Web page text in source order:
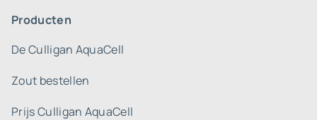
Producten
De Culligan AquaCell
Zout bestellen
Prijs Culligan AquaCell